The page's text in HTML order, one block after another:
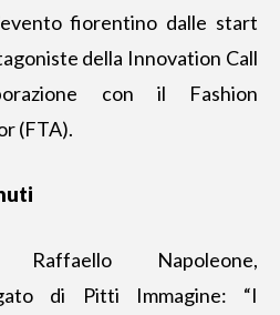
fiorentino dalle start
della Innovation Call
con il Fashion
(FTA).
Napoleone,
di Pitti Immagine: “I